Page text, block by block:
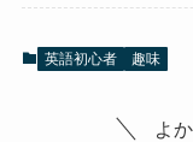
英語初心者 趣味
よ